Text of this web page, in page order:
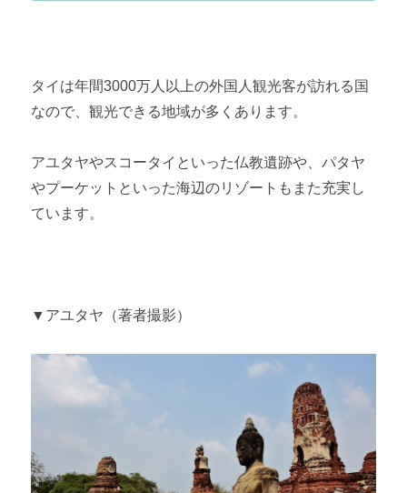
タイは年間3000万人以上の外国人観光客が訪れる国
なので、観光できる地域が多くあります。
アユタヤやスコータイといった仏教遺跡や、パタヤ
やプーケットといった海辺のリゾートもまた充実し
ています。
▼アユタヤ（著者撮影）